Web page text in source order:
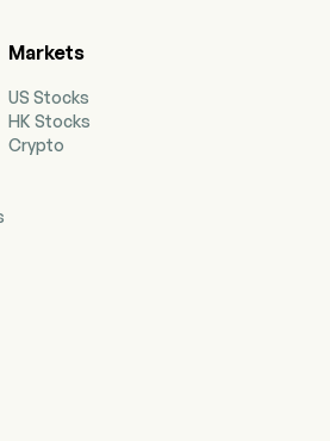
Markets
US Stocks
HK Stocks
Crypto